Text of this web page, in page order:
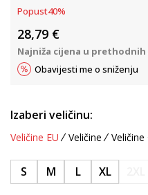
Popust40%
28,79 €
Najniža cijena u prethodnih
Obavijesti me o sniženju
Izaberi veličinu:
Veličine EU Veličine Veličine
S M L XL